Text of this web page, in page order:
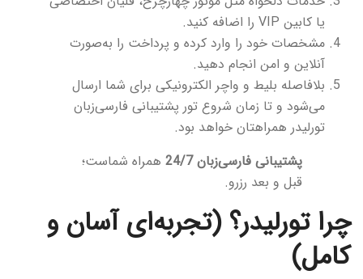
یا کابین VIP را اضافه کنید.
مشخصات خود را وارد کرده و پرداخت را به‌صورت
آنلاین و امن انجام دهید.
بلافاصله بلیط و واچر الکترونیکی برای شما ارسال
می‌شود و تا زمان شروع تور پشتیبانی فارسی‌زبان
تورلیدر همراهتان خواهد بود.
پشتیبانی فارسی‌زبان 24/7
همراه شماست؛
قبل و بعد رزرو.
چرا تورلیدر؟ (تجربه‌ای آسان و
کامل)